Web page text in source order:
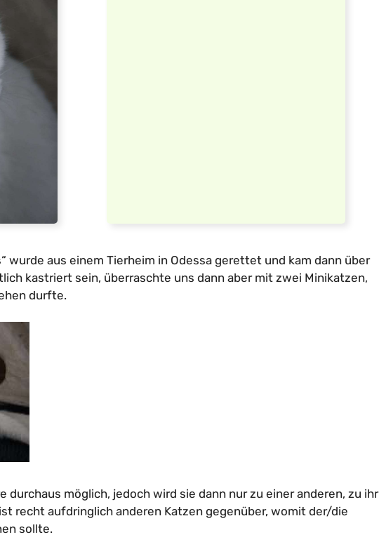
wurde aus einem Tierheim in Odessa gerettet und kam dann über
kastriert sein, überraschte uns dann aber mit zwei Minikatzen,
durfte.
durchaus möglich, jedoch wird sie dann nur zu einer anderen, zu ihr
recht aufdringlich anderen Katzen gegenüber, womit der/die
sollte.